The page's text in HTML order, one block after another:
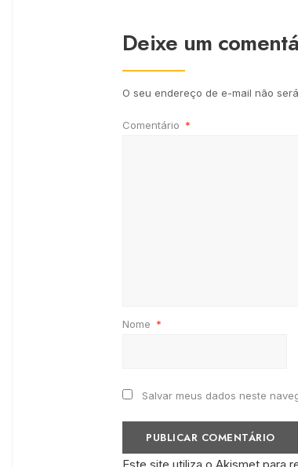
Deixe um
O seu endereço de e-mail não
Comentário *
Nome *
Salvar meus dados neste